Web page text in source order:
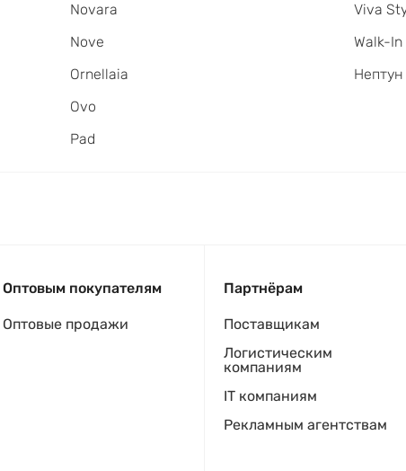
Novara
Nove
Ornellaia
Ovo
Pad
Viva
Walk-In
Нептун
Оптовым покупателям
Оптовые продажи
Партнёрам
Поставщикам
Логистическим
компаниям
IT компаниям
Рекламным агентствам